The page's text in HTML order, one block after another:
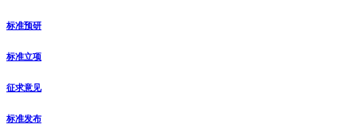
标准预研
标准立项
征求意见
标准发布